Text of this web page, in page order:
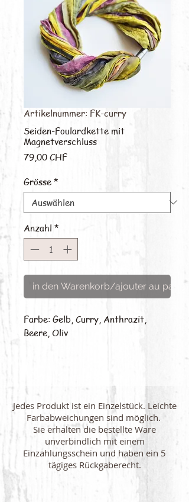
Artikelnummer: FK-curry
Seiden-Foulardkette mit
Magnetverschluss
79,00 CHFPreis
Grösse *
Anzahl *
in den Warenkorb/ajouter au panier
Farbe: Gelb, Curry, Anthrazit,
Beere, Oliv
Jedes Produkt ist ein Einzelstück. Leichte
Farbabweichungen sind möglich.
Sie erhalten die bestellte Ware
unverbindlich mit einem
Einzahlungsschein und haben ein 5
tägiges Rückgaberecht.